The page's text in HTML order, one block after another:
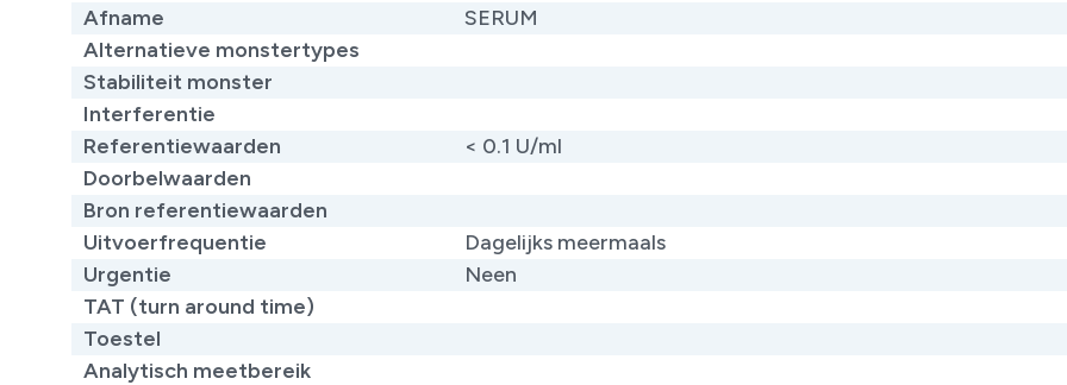
Afname
SERUM
Alternatieve monstertypes
Stabiliteit monster
Interferentie
Referentiewaarden
< 0.1 U/ml​
Doorbelwaarden
Bron referentiewaarden
Uitvoerfrequentie
Dagelijks meermaals
Urgentie
Neen
TAT (turn around time)
Toestel
Analytisch meetbereik